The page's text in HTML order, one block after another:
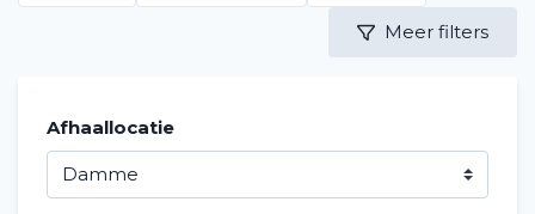
Meer filters
Afhaallocatie